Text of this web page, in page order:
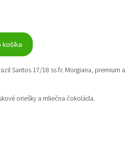
košíka
Santos 17/18 ss fc Morgiana, premium a
oriešky a mliečna čokoláda.